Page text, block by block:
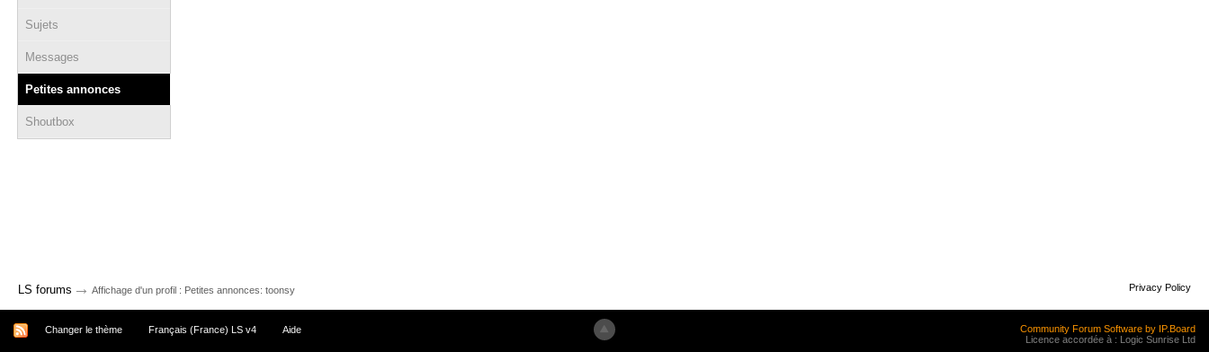
Sujets
Messages
Petites annonces
Shoutbox
LS forums → Affichage d'un profil : Petites annonces: toonsy Privacy Policy
Changer le thème Français (France) LS v4 Aide
Community Forum Software by IP.Board
Licence accordée à : Logic Sunrise Ltd